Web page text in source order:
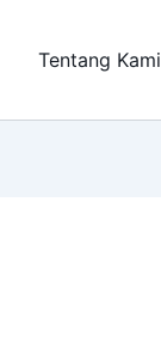
Tentang Kami